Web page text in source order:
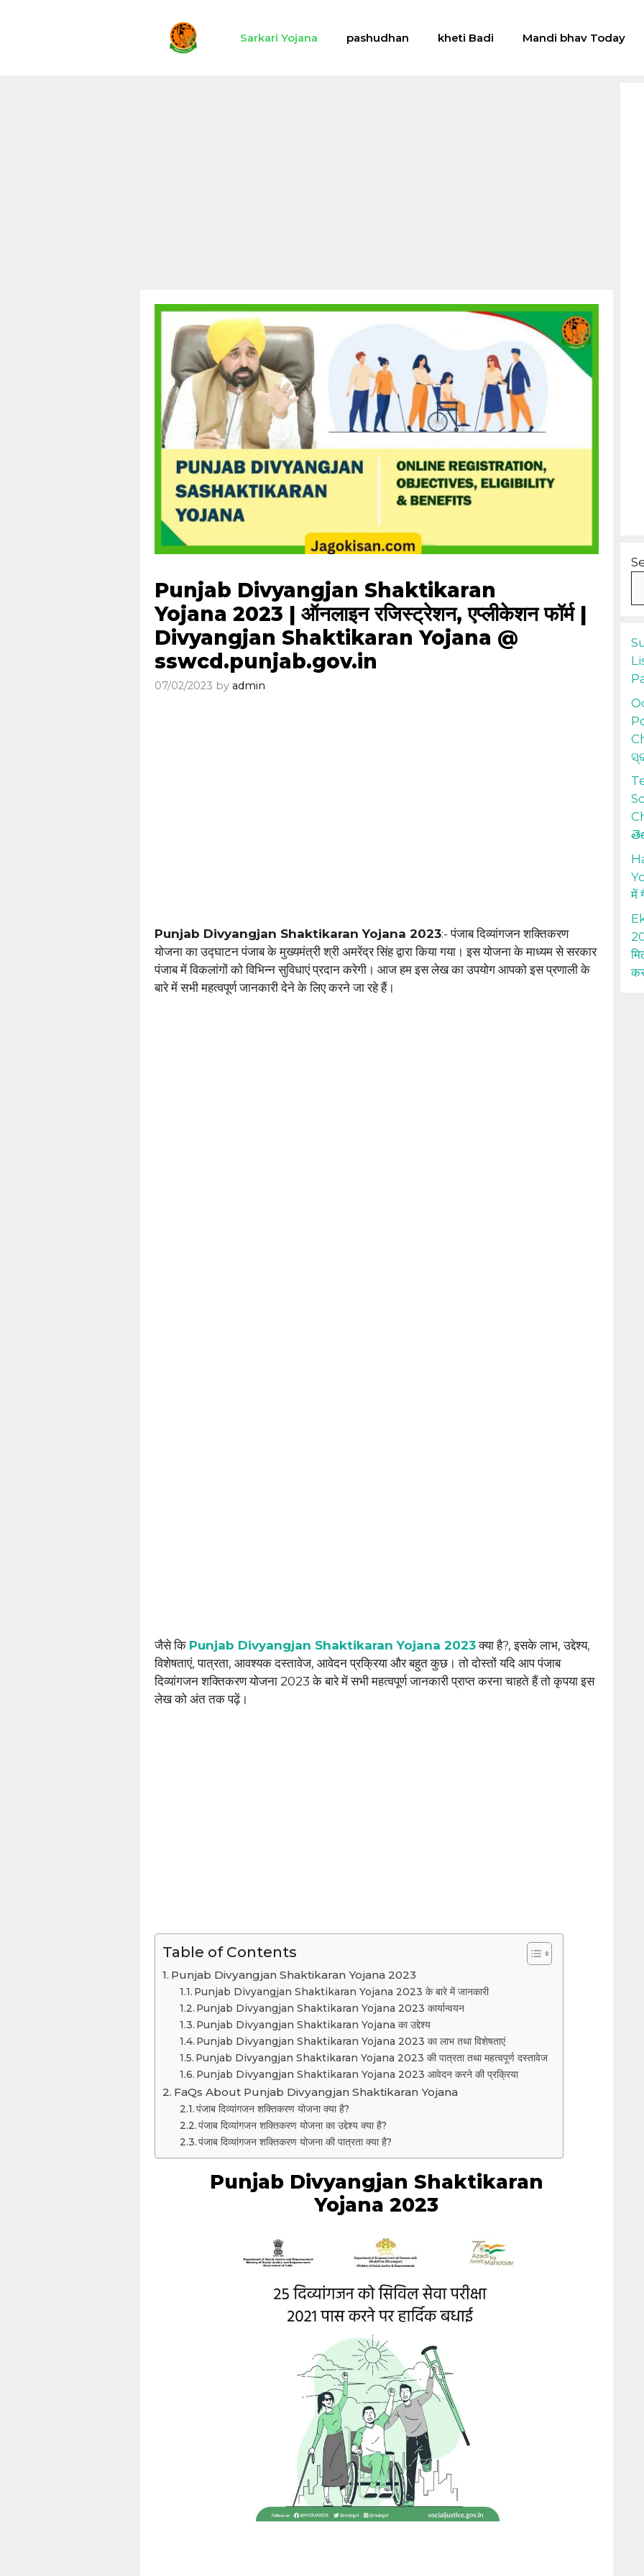
Sarkari Yojana pashudhan kheti Badi Mandi bhav Today
Punjab Divyangjan Shaktikaran
Yojana 2023 | ऑनलाइन रजिस्ट्रेशन, एप्लीकेशन फॉर्म |
Divyangjan Shaktikaran Yojana @
sswcd.punjab.gov.in
07/02/2023 by admin
Punjab Divyangjan Shaktikaran Yojana 2023:- पंजाब दिव्यांगजन शक्तिकरण
योजना का उद्घाटन पंजाब के मुख्यमंत्री श्री अमरेंद्र सिंह द्वारा किया गया। इस योजना के माध्यम से सरकार
पंजाब में विकलांगों को विभिन्न सुविधाएं प्रदान करेगी। आज हम इस लेख का उपयोग आपको इस प्रणाली के
बारे में सभी महत्वपूर्ण जानकारी देने के लिए करने जा रहे हैं।
जैसे कि Punjab Divyangjan Shaktikaran Yojana 2023क्या है?, इसके लाभ, उद्देश्य,
विशेषताएं, पात्रता, आवश्यक दस्तावेज, आवेदन प्रक्रिया और बहुत कुछ। तो दोस्तों यदि आप पंजाब
दिव्यांगजन शक्तिकरण योजना 2023 के बारे में सभी महत्वपूर्ण जानकारी प्राप्त करना चाहते हैं तो कृपया इस
लेख को अंत तक पढ़ें।
Table of Contents
Punjab Divyangjan Shaktikaran Yojana 2023
Punjab Divyangjan Shaktikaran Yojana 2023 के बारे में जानकारी
Punjab Divyangjan Shaktikaran Yojana 2023 कार्यान्वयन
Punjab Divyangjan Shaktikaran Yojana का उद्देश्य
Punjab Divyangjan Shaktikaran Yojana 2023 का लाभ तथा विशेषताएं
Punjab Divyangjan Shaktikaran Yojana 2023 की पात्रता तथा महत्वपूर्ण दस्तावेज
Punjab Divyangjan Shaktikaran Yojana 2023 आवेदन करने की प्रक्रिया
FaQs About Punjab Divyangjan Shaktikaran Yojana
पंजाब दिव्यांगजन शक्तिकरण योजना क्या है?
पंजाब दिव्यांगजन शक्तिकरण योजना का उद्देश्य क्या है?
पंजाब दिव्यांगजन शक्तिकरण योजना की पात्रता क्या है?
Punjab Divyangjan Shaktikaran
Yojana 2023
में